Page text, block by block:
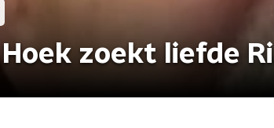
Hoek zoekt liefde